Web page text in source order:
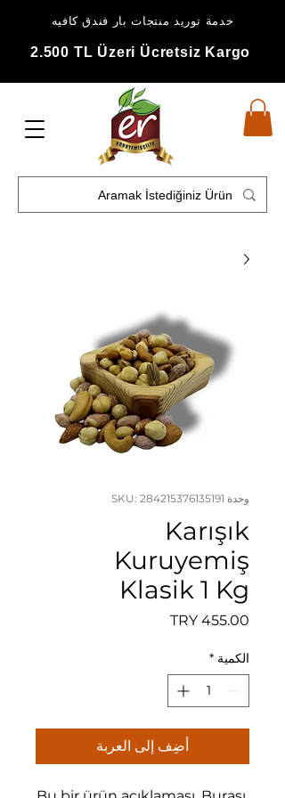
خدمة توريد منتجات بار فندق كافيه
2.500 TL Üzeri Ücretsiz Kargo
وحدة SKU: 284215376135191
Karışık
Kuruyemiş
Klasik 1 Kg
السعر
الكمية *
أضِف إلى العربة